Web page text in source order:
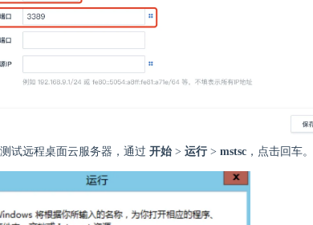
试远程桌面云服务器，通过 开始 > 运行> mstsc ，点击回车。